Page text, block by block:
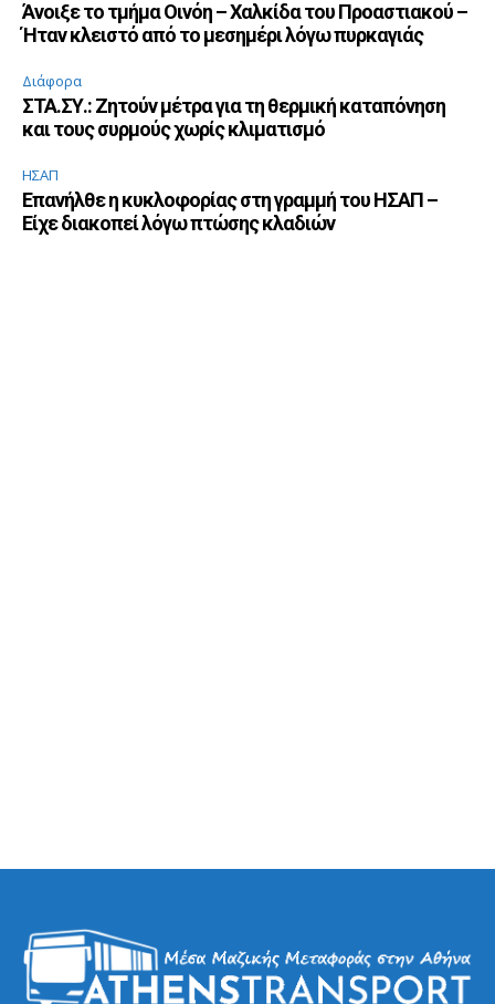
Άνοιξε το τμήμα Οινόη – Χαλκίδα του Προαστιακού –
Ήταν κλειστό από το μεσημέρι λόγω πυρκαγιάς
Διάφορα
ΣΤΑ.ΣΥ.: Ζητούν μέτρα για τη θερμική καταπόνηση
και τους συρμούς χωρίς κλιματισμό
ΗΣΑΠ
Επανήλθε η κυκλοφορίας στη γραμμή του ΗΣΑΠ –
Είχε διακοπεί λόγω πτώσης κλαδιών